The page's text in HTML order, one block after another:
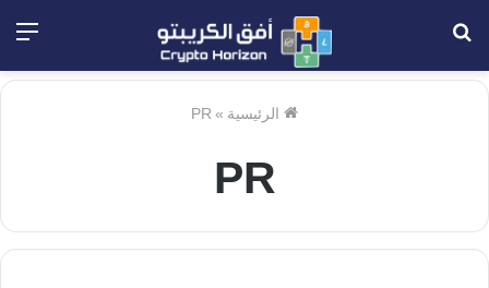
الرئيسية »
PR
PR